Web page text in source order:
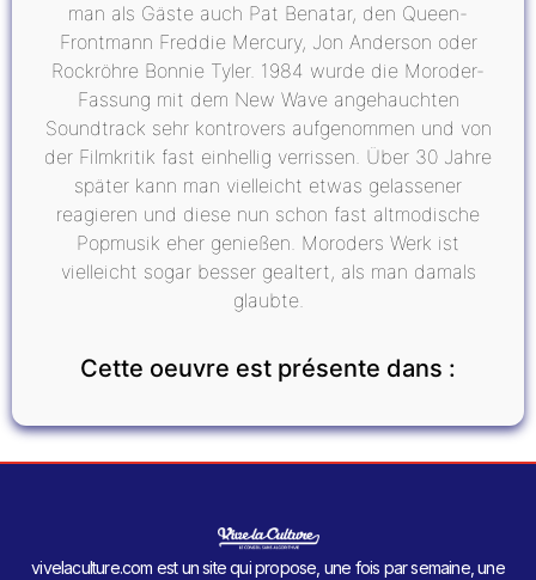
man als Gäste auch Pat Benatar, den Queen-
Frontmann Freddie Mercury, Jon Anderson oder
Rockröhre Bonnie Tyler. 1984 wurde die Moroder-
Fassung mit dem New Wave angehauchten
Soundtrack sehr kontrovers aufgenommen und von
der Filmkritik fast einhellig verrissen. Über 30 Jahre
später kann man vielleicht etwas gelassener
reagieren und diese nun schon fast altmodische
Popmusik eher genießen. Moroders Werk ist
vielleicht sogar besser gealtert, als man damals
glaubte.
Cette oeuvre est présente dans :
vivelaculture.com est un site qui propose, une fois par semaine, une